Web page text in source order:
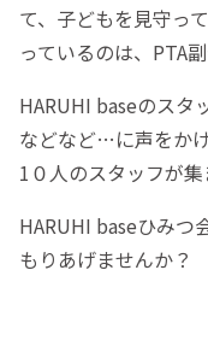
て、子どもを見守っ
っているのは、PTA副
HARUHI baseのスタ
などなど…に声をか
1０人のスタッフが集
HARUHI baseひみつ
もりあげませんか？